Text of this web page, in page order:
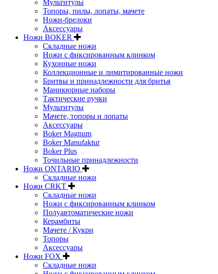
Мультитулы
Топоры, пилы, лопаты, мачете
Ножи-брелоки
Аксессуары
Ножи BOKER
Складные ножи
Ножи с фиксированным клинком
Кухонные ножи
Коллекционные и лимитированные ножи
Бритвы и принадлежности для бритья
Маникюрные наборы
Тактические ручки
Мультитулы
Мачете, топоры и лопаты
Аксессуары
Boker Magnum
Boker Manufaktur
Boker Plus
Точильные принадлежности
Ножи ONTARIO
Складные ножи
Ножи CRKT
Складные ножи
Ножи с фиксированным клинком
Полуавтоматические ножи
Керамбиты
Мачете / Кукри
Топоры
Аксессуары
Ножи FOX
Складные ножи